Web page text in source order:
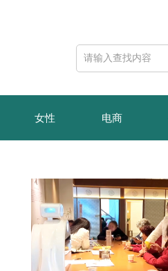
女性 电商